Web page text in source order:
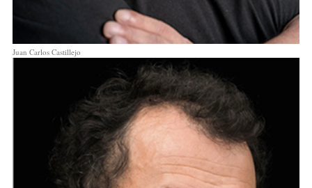
Juan Carlos Castillejo